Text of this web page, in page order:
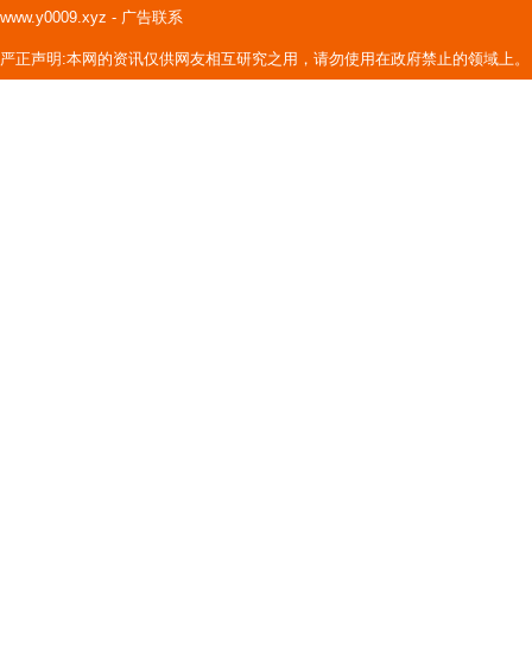
www.y0009.xyz - 广告联系
严正声明:本网的资讯仅供网友相互研究之用，请勿使用在政府禁止的领域上。